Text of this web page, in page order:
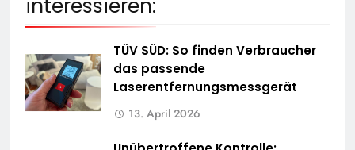
interessieren:
TÜV SÜD: So finden Verbraucher
das passende
Laserentfernungsmessgerät
13. April 2026